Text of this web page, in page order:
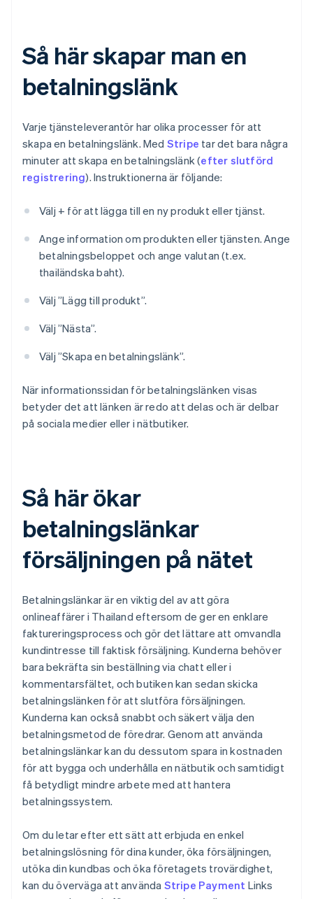
Så här skapar man en
betalningslänk
Varje tjänsteleverantör har olika processer för att
skapa en betalningslänk. Med Stripe tar det bara några
minuter att skapa en betalningslänk (efter slutförd
registrering). Instruktionerna är följande:
Välj + för att lägga till en ny produkt eller tjänst.
Ange information om produkten eller tjänsten. Ange
betalningsbeloppet och ange valutan (t.ex.
thailändska baht).
Välj ”Lägg till produkt”.
Välj ”Nästa”.
Välj ”Skapa en betalningslänk”.
När informationssidan för betalningslänken visas
betyder det att länken är redo att delas och är delbar
på sociala medier eller i nätbutiker.
Så här ökar
betalningslänkar
försäljningen på nätet
Betalningslänkar är en viktig del av att göra
onlineaffärer i Thailand eftersom de ger en enklare
faktureringsprocess och gör det lättare att omvandla
kundintresse till faktisk försäljning. Kunderna behöver
bara bekräfta sin beställning via chatt eller i
kommentarsfältet, och butiken kan sedan skicka
betalningslänken för att slutföra försäljningen.
Kunderna kan också snabbt och säkert välja den
betalningsmetod de föredrar. Genom att använda
betalningslänkar kan du dessutom spara in kostnaden
för att bygga och underhålla en nätbutik och samtidigt
få betydligt mindre arbete med att hantera
betalningssystem.
Om du letar efter ett sätt att erbjuda en enkel
betalningslösning för dina kunder, öka försäljningen,
utöka din kundbas och öka företagets trovärdighet,
kan du överväga att använda Stripe Payment Links